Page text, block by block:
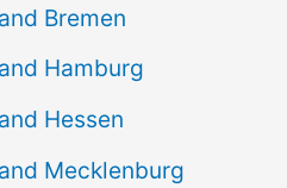
Bremen
Hamburg
Hessen
Mecklenburg